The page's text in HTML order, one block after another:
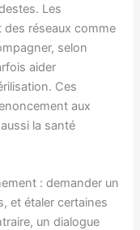
Les
réseaux comme
selon
aider
Ces
aux
la santé
: demander un
et étaler certaines
un dialogue